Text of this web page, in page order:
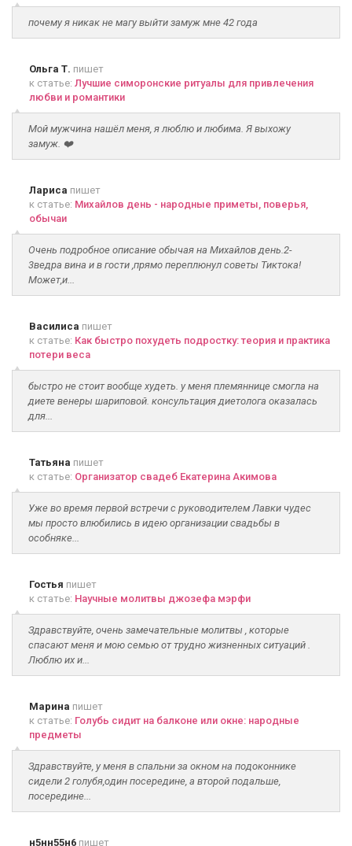
почему я никак не магу выйти замуж мне 42 года
Ольга Т. пишет
к статье: Лучшие симоронские ритуалы для привлечения
любви и романтики
Мой мужчина нашёл меня, я люблю и любима. Я выхожу
замуж. ❤️
Лариса пишет
к статье: Михайлов день - народные приметы, поверья,
обычаи
Очень подробное описание обычая на Михайлов день.2-
3ведра вина и в гости ,прямо переплюнул советы Тиктока!
Может,и...
Василиса пишет
к статье: Как быстро похудеть подростку: теория и практика
потери веса
быстро не стоит вообще худеть. у меня племяннице смогла на
диете венеры шариповой. консультация диетолога оказалась
для...
Татьяна пишет
к статье: Организатор свадеб Екатерина Акимова
Уже во время первой встречи с руководителем Лавки чудес
мы просто влюбились в идею организации свадьбы в
особняке...
Гостья пишет
к статье: Научные молитвы джозефа мэрфи
Здравствуйте, очень замечательные молитвы , которые
спасают меня и мою семью от трудно жизненных ситуаций .
Люблю их и...
Марина пишет
к статье: Голубь сидит на балконе или окне: народные
предметы
Здравствуйте, у меня в спальни за окном на подоконнике
сидели 2 голубя,один посередине, а второй подальше,
посередине...
н5нн55н6 пишет